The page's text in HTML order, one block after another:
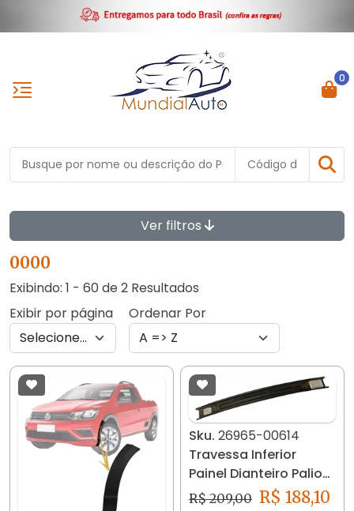
0
Ver filtros
0000
Exibindo: 1 - 60 de 2 Resultados
Exibir por página
Ordenar Por
Sku. 26965-00614
Travessa Inferior
Painel Dianteiro Palio
1996 /2003 26965
R$ 209,00 R$ 188,10